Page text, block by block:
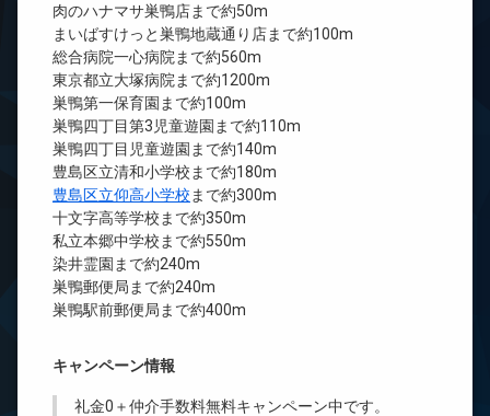
肉のハナマサ巣鴨店まで約50m
まいばすけっと巣鴨地蔵通り店まで約100m
総合病院一心病院まで約560m
東京都立大塚病院まで約1200m
巣鴨第一保育園まで約100m
巣鴨四丁目第3児童遊園まで約110m
巣鴨四丁目児童遊園まで約140m
豊島区立清和小学校まで約180m
豊島区立仰高小学校 まで約300m
十文字高等学校まで約350m
私立本郷中学校まで約550m
染井霊園まで約240m
巣鴨郵便局まで約240m
巣鴨駅前郵便局まで約400m
キャンペーン情報
礼金0 ＋仲介手数料無料キャンペーン中です。